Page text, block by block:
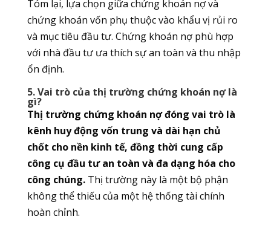
Tóm lại, lựa chọn giữa chứng khoán nợ và
chứng khoán vốn phụ thuộc vào khẩu vị rủi ro
và mục tiêu đầu tư. Chứng khoán nợ phù hợp
với nhà đầu tư ưa thích sự an toàn và thu nhập
ổn định.
5. Vai trò của thị trường chứng khoán nợ là
gì?
Thị trường chứng khoán nợ đóng vai trò là
kênh huy động vốn trung và dài hạn chủ
chốt cho nền kinh tế, đồng thời cung cấp
công cụ đầu tư an toàn và đa dạng hóa cho
công chúng.Thị trường này là một bộ phận
không thể thiếu của một hệ thống tài chính
hoàn chỉnh.